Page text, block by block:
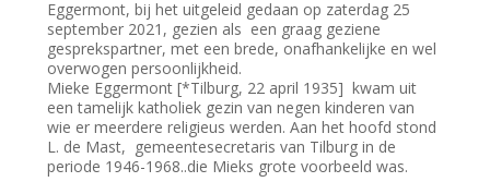
Eggermont, bij het uitgeleid gedaan op zaterdag 25
september 2021, gezien als een graag geziene
gesprekspartner, met een brede, onafhankelijke en wel
overwogen persoonlijkheid.
Mieke Eggermont [*Tilburg, 22 april 1935] kwam uit
een tamelijk katholiek gezin van negen kinderen van
wie er meerdere religieus werden. Aan het hoofd stond
L. de Mast, gemeentesecretaris van Tilburg in de
periode 1946-1968..die Mieks grote voorbeeld was.